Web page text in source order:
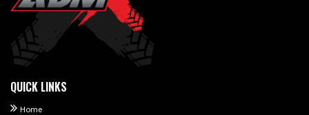
QUICK LINKS
Home